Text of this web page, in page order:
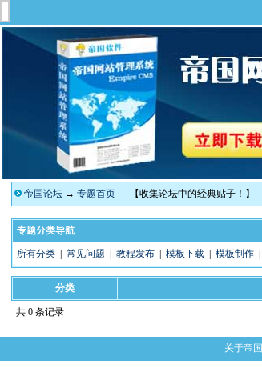
帝国论坛→ 专题首页【收集论坛中的经典贴子！】
专题分类导航
所有分类| 常见问题 教程发布| 模板下载| 模板制作|
分类
共 0 条记录
关于帝国